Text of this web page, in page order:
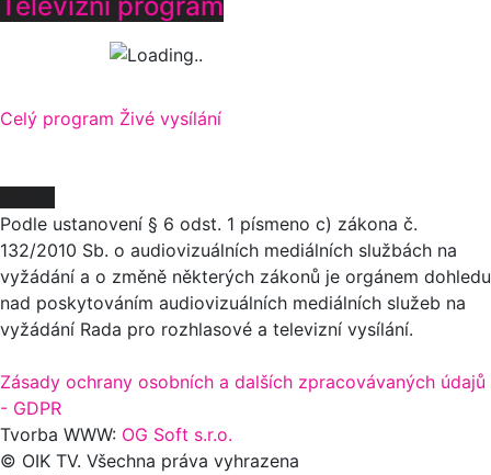
Celý program Živé vysílání
Podle ustanovení § 6 odst. 1 písmeno c) zákona č.
132/2010 Sb. o audiovizuálních mediálních službách na
vyžádání a o změně některých zákonů je orgánem dohledu
nad poskytováním audiovizuálních mediálních služeb na
vyžádání Rada pro rozhlasové a televizní vysílání.
Zásady ochrany osobních a dalších zpracovávaných údajů
- GDPR
Tvorba WWW: OG Soft s.r.o.
© OIK TV. Všechna práva vyhrazena